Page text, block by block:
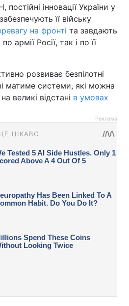
інновації України у
її війську
на фронті та завдають
армії Росії, так і по її
розвиває безпілотні
матиме системи, які можна
великі відстані в умовах
Реклама